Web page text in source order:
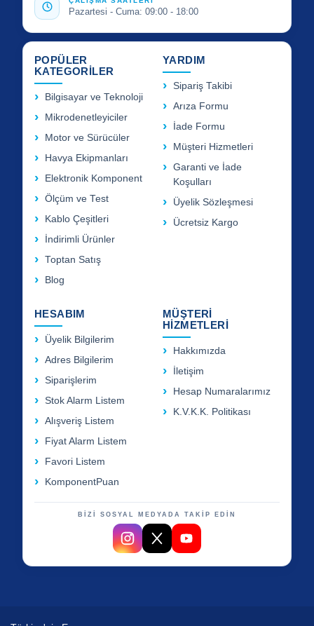
Pazartesi - Cuma: 09:00 - 18:00
POPÜLER
KATEGORİLER
Bilgisayar ve Teknoloji
Mikrodenetleyiciler
Motor ve Sürücüler
Havya Ekipmanları
Elektronik Komponent
Ölçüm ve Test
Kablo Çeşitleri
İndirimli Ürünler
Toptan Satış
Blog
YARDIM
Sipariş Takibi
Arıza Formu
İade Formu
Müşteri Hizmetleri
Garanti ve İade
Koşulları
Üyelik Sözleşmesi
Ücretsiz Kargo
HESABIM
Üyelik Bilgilerim
Adres Bilgilerim
Siparişlerim
Stok Alarm Listem
Alışveriş Listem
Fiyat Alarm Listem
Favori Listem
KomponentPuan
MÜŞTERİ
HİZMETLERİ
Hakkımızda
İletişim
Hesap Numaralarımız
K.V.K.K. Politikası
BİZİ SOSYAL MEDYADA TAKİP EDİN